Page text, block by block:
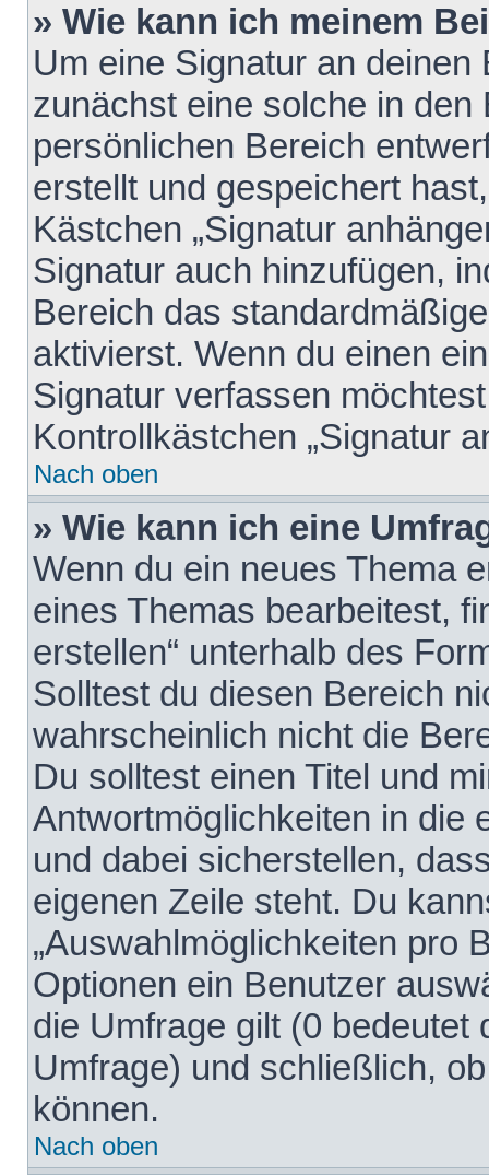
» Wie kann ich meinem
Um eine Signatur an
zunächst eine solche in den
persönlichen Bereich
erstellt und gespeichert
Kästchen „Signatur
Signatur auch hinzufügen,
Bereich das
aktivierst. Wenn du einen
Signatur verfassen
Kontrollkästchen „Signatur
Nach oben
» Wie kann ich eine
Wenn du ein neues Thema
eines Themas bearbeitest,
erstellen“ unterhalb des
Solltest du diesen Bereich
wahrscheinlich nicht die
Du solltest einen Titel und
Antwortmöglichkeiten in die
und dabei sicherstellen,
eigenen Zeile steht. Du
„Auswahlmöglichkeiten pro
Optionen ein Benutzer
die Umfrage gilt (0 bedeutet
Umfrage) und schließlich,
können.
Nach oben